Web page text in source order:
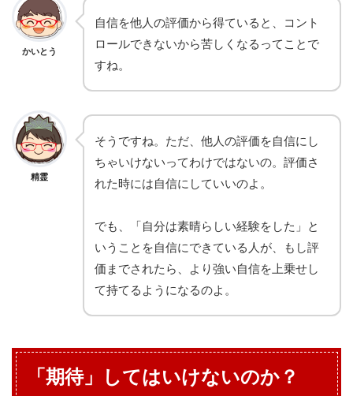
かいとう
自信を他人の評価から得ていると、コント
ロールできないから苦しくなるってことで
すね。
精霊
そうですね。ただ、他人の評価を自信にし
ちゃいけないってわけではないの。評価さ
れた時には自信にしていいのよ。
でも、「自分は素晴らしい経験をした」と
いうことを自信にできている人が、もし評
価までされたら、より強い自信を上乗せし
て持てるようになるのよ。
「期待」してはいけないのか？